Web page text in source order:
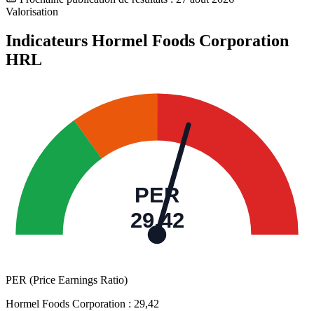
Valorisation
Indicateurs Hormel Foods Corporation
HRL
PER
29,42
PER (Price Earnings Ratio)
Hormel Foods Corporation : 29,42